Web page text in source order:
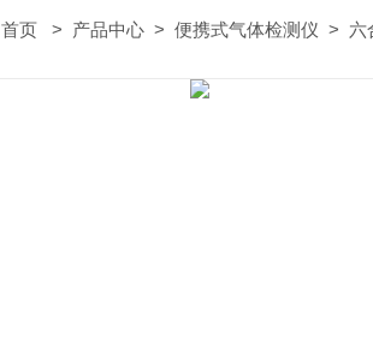
首页 > 产品中心 > 便携式气体检测仪 > 六